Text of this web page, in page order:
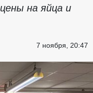
на яйца и
7 ноября, 20:47